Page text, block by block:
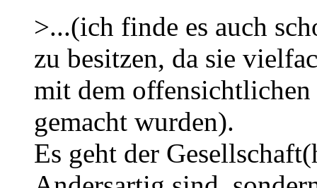
>...(ich finde es auch
zu besitzen, da sie
mit dem
gemacht wurden).
Es geht der